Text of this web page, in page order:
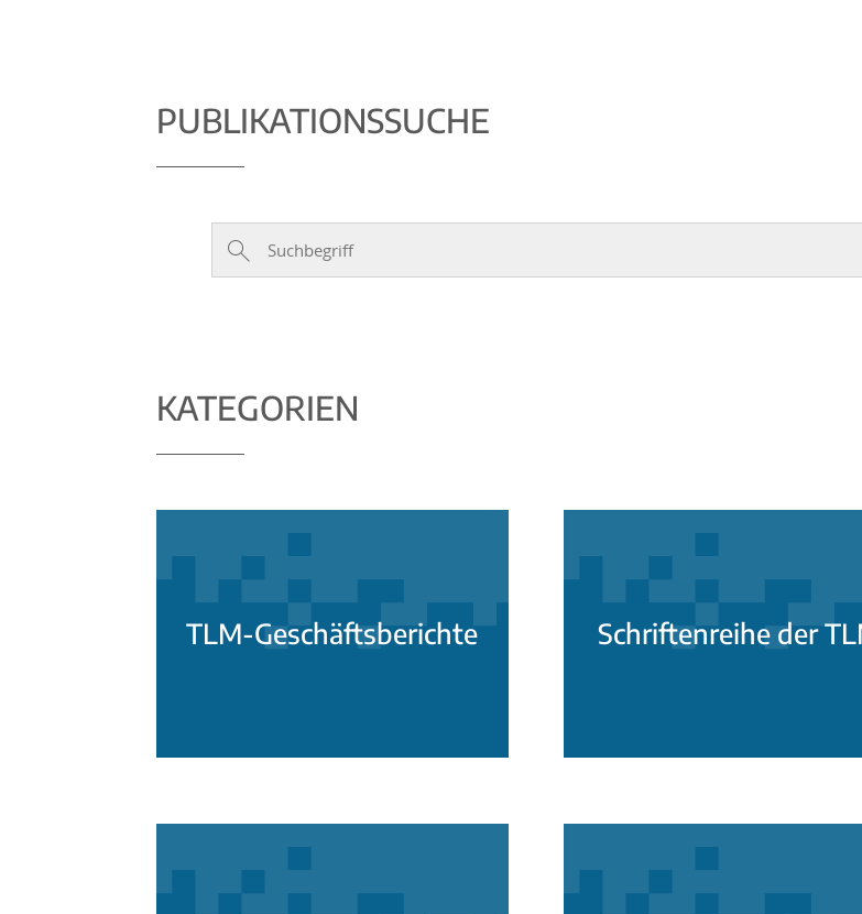
PUBLIKATIONSSUCHE
KATEGORIEN
TLM-Geschäftsberichte Schriftenreihe der